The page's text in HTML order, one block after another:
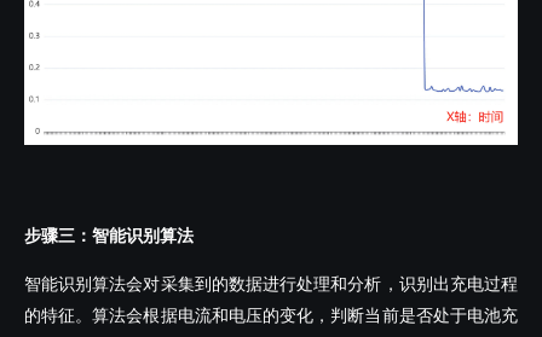
步骤三：智能识别算法
智能识别算法会对采集到的数据进行处理和分析，识别出充电过程
的特征。算法会根据电流和电压的变化，判断当前是否处于电池充